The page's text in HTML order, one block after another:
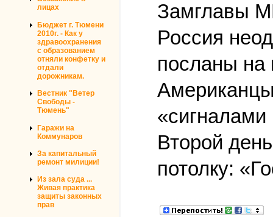
лицах
Бюджет г. Тюмени
2010г. - Как у
здравоохранения
с образованием
отняли конфетку и
отдали
дорожникам.
Вестник "Ветер
Свободы -
Тюмень"
Гаражи на
Коммунаров
За капитальный
ремонт милиции!
Из зала суда ...
Живая практика
защиты законных
прав
Замглавы
Россия
посланы на
«сигналами
Второй
потолку: